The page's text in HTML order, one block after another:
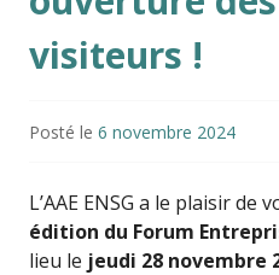
visiteurs !
Posté le 6 novembre 2024
L’AAE ENSG a le plaisir de
édition du Forum
lieu le jeudi 28 novembre